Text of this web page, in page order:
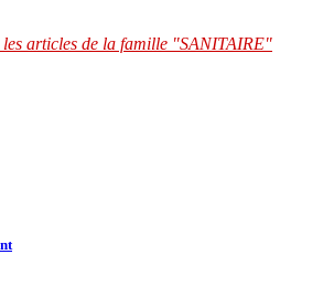
les articles de la famille "SANITAIRE"